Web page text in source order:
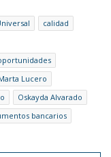
calidad
Lucero
Oskayda Alvarado
bancarios